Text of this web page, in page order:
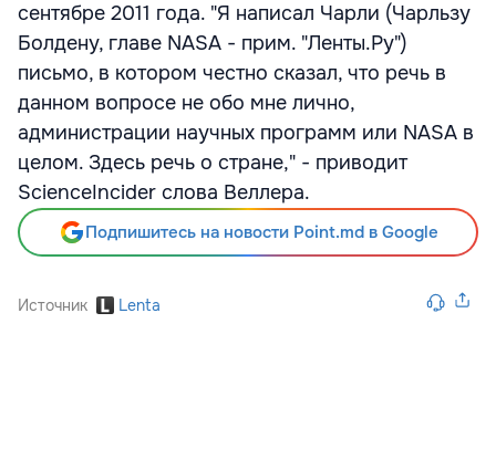
сентябре 2011 года. "Я написал Чарли (Чарльзу
Болдену, главе NASA - прим. "Ленты.Ру")
письмо, в котором честно сказал, что речь в
данном вопросе не обо мне лично,
администрации научных программ или NASA в
целом. Здесь речь о стране," - приводит
ScienceIncider слова Веллера.
Подпишитесь на новости Point.md в Google
Источник Lenta